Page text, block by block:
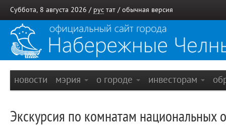
Суббота, 8 августа 2026 / рус тат / обычная версия
новости мэрия о городе инвесторам
Экскурсия по комнатам